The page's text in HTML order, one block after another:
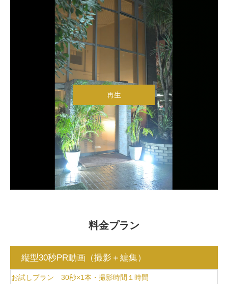
再生
料金プラン
縦型30秒PR動画（撮影＋編集）
お試しプラン 30秒×1本・撮影時間１時間